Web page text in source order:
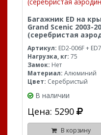
Багажник ED на
Grand Scenic 2003-
(серебристая
Артикул: ED2-006F +
Нагрузка, кг: 75
Замок: Нет
Материал: Алюминий
Цвет: Серебристый
В наличии
Цена: 5290
В корзину